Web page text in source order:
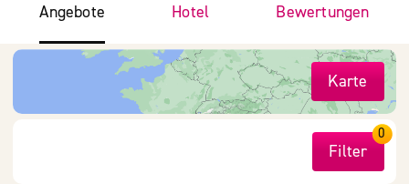
Angebote Hotel Bewertungen
Karte
Filter
0